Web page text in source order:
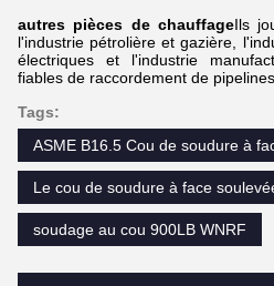
autres pièces de chauffageIls
l'industrie pétrolière et gazière,
électriques et l'industrie
fiables de raccordement de
Tags:
ASME B16.5 Cou de soudure à
Le cou de soudure à face
soudage au cou 900LB WNRF